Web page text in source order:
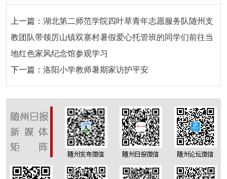
上一篇： 湖北第二师范学院四叶草青年志愿服务队随州支
教团队带领厉山镇双寨村暑假爱心托管班的同学们前往当
地红色家风纪念馆参观学习
下一篇： 洛阳小学教师暑期家访护平安